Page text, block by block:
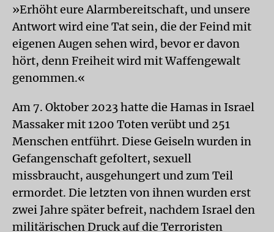
»Erhöht eure Alarmbereitschaft, und unsere
Antwort wird eine Tat sein, die der Feind mit
eigenen Augen sehen wird, bevor er davon
hört, denn Freiheit wird mit Waffengewalt
genommen.«
Am 7. Oktober 2023 hatte die Hamas in Israel
Massaker mit 1200 Toten verübt und 251
Menschen entführt. Diese Geiseln wurden in
Gefangenschaft gefoltert, sexuell
missbraucht, ausgehungert und zum Teil
ermordet. Die letzten von ihnen wurden erst
zwei Jahre später befreit, nachdem Israel den
militärischen Druck auf die Terroristen